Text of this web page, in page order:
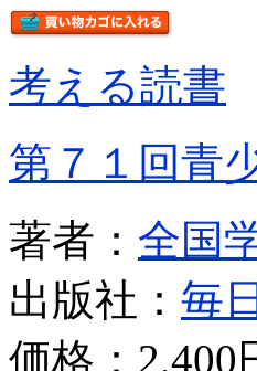
考える読書
第７１回青
著者： 全国
出版社： 毎
価格： 2,400